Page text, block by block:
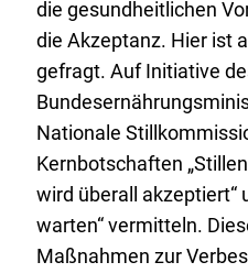
die gesundheitlichen
die Akzeptanz. Hier ist
gefragt. Auf Initiative
Nationale
Kernbotschaften
wird überall akzeptiert“
warten“ vermitteln.
Maßnahmen zur